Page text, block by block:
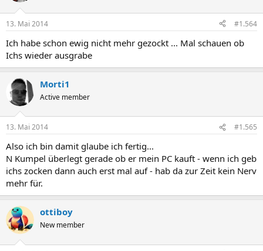
13. Mai 2014 #1.564
Ich habe schon ewig nicht mehr gezockt ... Mal schauen ob
Ichs wieder ausgrabe
Morti1
Active member
13. Mai 2014 #1.565
Also ich bin damit glaube ich fertig...
N Kumpel überlegt gerade ob er mein PC kauft - wenn ich geb
ichs zocken dann auch erst mal auf - hab da zur Zeit kein Nerv
mehr für.
ottiboy
New member